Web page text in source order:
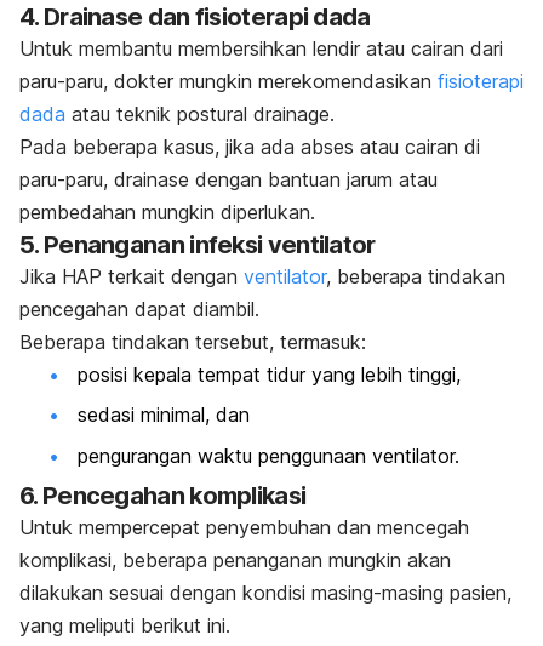
4. Drainase dan fisioterapi dada
Untuk membantu membersihkan lendir atau cairan dari
paru-paru, dokter mungkin merekomendasikan fisioterapi
dada atau teknik postural drainage.
Pada beberapa kasus, jika ada abses atau cairan di
paru-paru, drainase dengan bantuan jarum atau
pembedahan mungkin diperlukan.
5. Penanganan infeksi ventilator
Jika HAP terkait dengan ventilator, beberapa tindakan
pencegahan dapat diambil.
Beberapa tindakan tersebut, termasuk:
posisi kepala tempat tidur yang lebih tinggi,
sedasi minimal, dan
pengurangan waktu penggunaan ventilator.
6. Pencegahan komplikasi
Untuk mempercepat penyembuhan dan mencegah
komplikasi, beberapa penanganan mungkin akan
dilakukan sesuai dengan kondisi masing-masing pasien,
yang meliputi berikut ini.